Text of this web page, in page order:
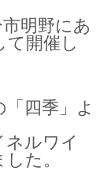
明野にあ
開催し
四季」よ
ルワイ
た。